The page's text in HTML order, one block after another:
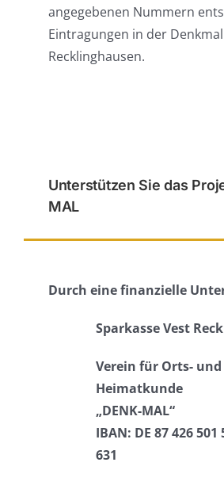
angegebenen Nummern
Eintragungen in der
Recklinghausen.
Unterstützen Sie das
MAL
Durch eine finanzielle
Sparkasse Vest
Verein für Orts- und
Heimatkunde
„DENK-MAL“
IBAN: DE 87 426 501
631